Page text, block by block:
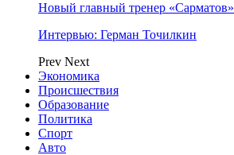
Новый главный тренер «Сарматов»
Интервью: Герман Точилкин
Prev Next
Экономика
Происшествия
Образование
Политика
Спорт
Авто